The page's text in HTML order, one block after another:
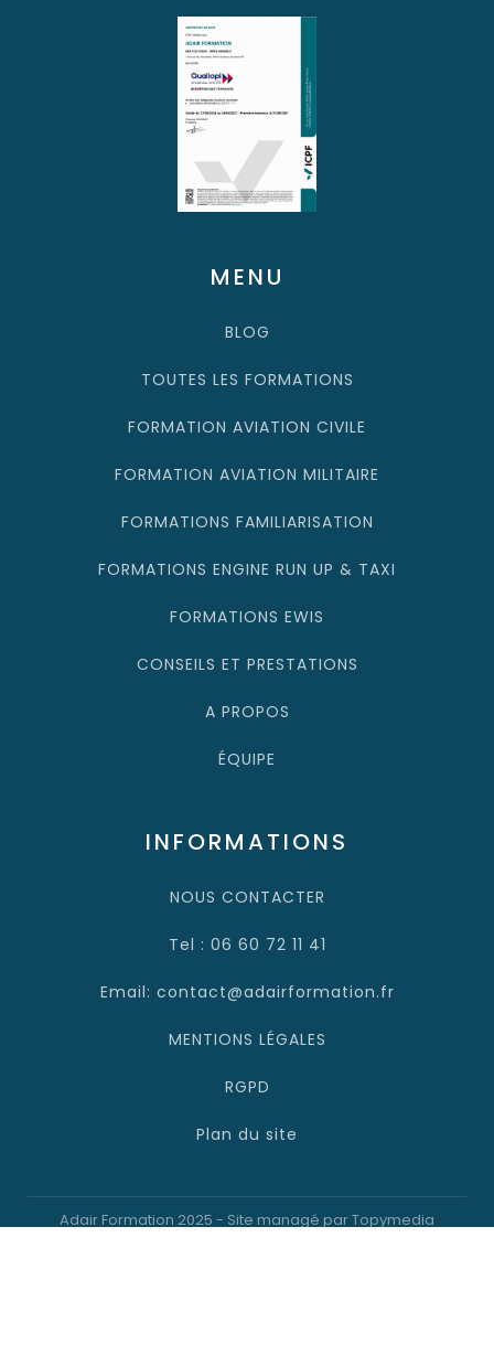
MENU
BLOG
TOUTES LES FORMATIONS
FORMATION AVIATION CIVILE
FORMATION AVIATION MILITAIRE
FORMATIONS FAMILIARISATION
FORMATIONS ENGINE RUN UP & TAXI
FORMATIONS EWIS
CONSEILS ET PRESTATIONS
A PROPOS
ÉQUIPE
INFORMATIONS
NOUS CONTACTER
Tel : 06 60 72 11 41
Email: contact@adairformation.fr
MENTIONS LÉGALES
RGPD
Plan du site
Adair Formation 2025 - Site managé par Topymedia